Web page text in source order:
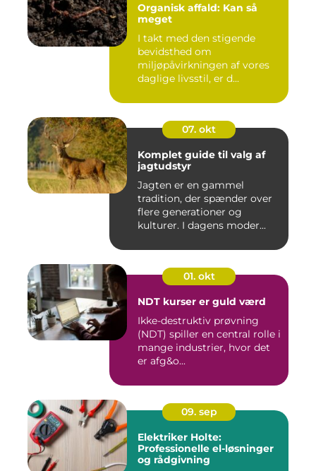
Organisk affald: Kan så
meget
I takt med den stigende
bevidsthed om
miljøpåvirkningen af vores
daglige livsstil, er d...
07. okt
Komplet guide til valg af
jagtudstyr
Jagten er en gammel
tradition, der spænder over
flere generationer og
kulturer. I dagens moder...
01. okt
NDT kurser er guld værd
Ikke-destruktiv prøvning
(NDT) spiller en central rolle i
mange industrier, hvor det
er afg&o...
09. sep
Elektriker Holte:
Professionelle el-løsninger
og rådgivning